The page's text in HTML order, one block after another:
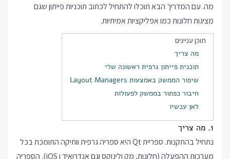
מה. עם המדריך הבא תוכלו להתחיל לכתוב תוכניות פייתון שגם
מציגות חלונות כמו אפליקציות אמיתיות.
תוכן עניינים
מה צריך
תוכנית פייתון גרפית ראשונה שלי
שיפור הממשק באמצעות Layout Managers
חיבור כפתור בממשק לפעולות
לאן עכשיו
1. מה צריך
נתחיל בהתקנות. ספריית Qt היא ספריה גרפית וותיקה התומכת בכל
מערכות ההפעלה (חלונות, מק ולינוקס וגם אנדרואיד ו iOS). הספריה